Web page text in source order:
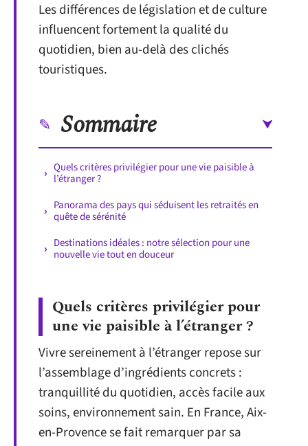
Les différences de législation et de culture
influencent fortement la qualité du
quotidien, bien au-delà des clichés
touristiques.
Sommaire
Quels critères privilégier pour une vie paisible à
l’étranger ?
Panorama des pays qui séduisent les retraités en
quête de sérénité
Destinations idéales : notre sélection pour une
nouvelle vie tout en douceur
Quels critères privilégier pour
une vie paisible à l’étranger ?
Vivre sereinement à l’étranger repose sur
l’assemblage d’ingrédients concrets :
tranquillité du quotidien, accès facile aux
soins, environnement sain. En France, Aix-
en-Provence se fait remarquer par sa